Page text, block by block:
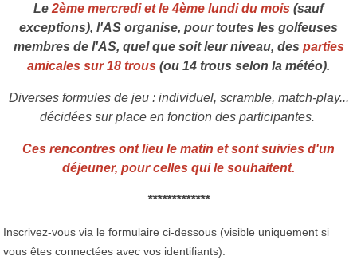
Le 2ème mercredi et le 4ème lundi du mois (sauf
exceptions), l'AS organise, pour toutes les golfeuses
membres de l'AS, quel que soit leur niveau, des parties
amicales sur 18 trous (ou 14 trous selon la météo).
Diverses formules de jeu : individuel, scramble, match-play...
décidées sur place en fonction des participantes.
Ces rencontres ont lieu le matin et sont suivies d'un
déjeuner, pour celles qui le souhaitent.
*************
Inscrivez-vous via le formulaire ci-dessous (visible uniquement si
vous êtes connectées avec vos identifiants).